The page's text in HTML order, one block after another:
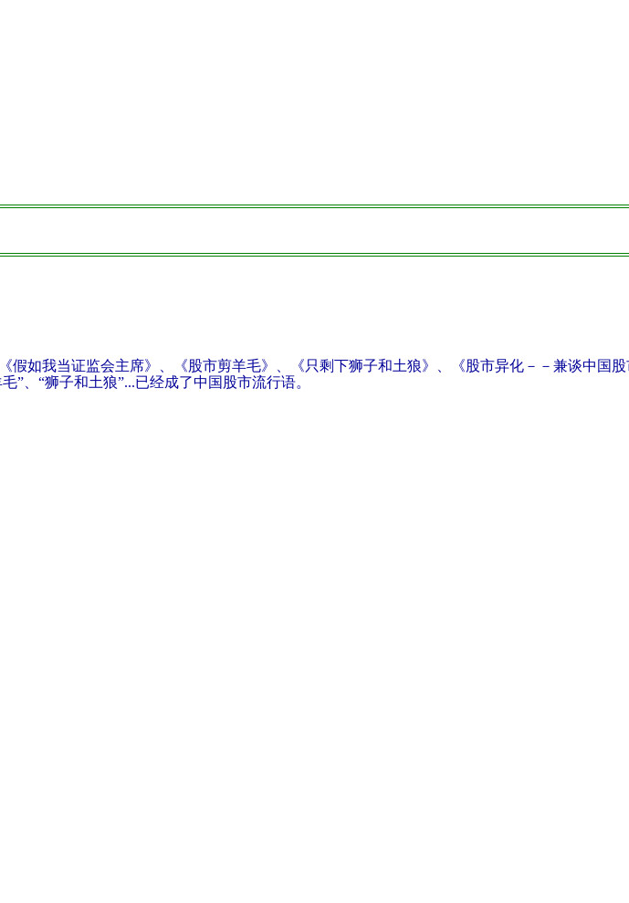
如我当证监会主席》、《股市剪羊毛》、《只剩下狮子和土狼》、《股市异化－－兼谈中国
”、“狮子和土狼”...已经成了中国股市流行语。